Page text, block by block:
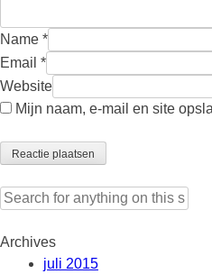
Name *
Email *
Website
Mijn naam, e-mail en site
Search
Archives
juli 2015